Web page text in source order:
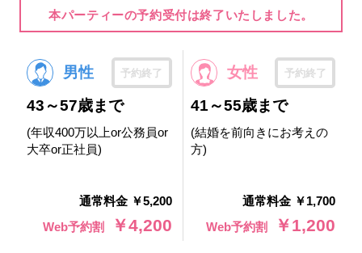
本パーティーの予約受付は終了いたしました。
男性 予約終了
43～57歳まで
(年収400万以上or公務員or
大卒or正社員)
通常料金 ￥5,200
Web予約割
￥4,200
女性 予約終了
41～55歳まで
(結婚を前向きにお考えの
方)
通常料金 ￥1,700
Web予約割
￥1,200